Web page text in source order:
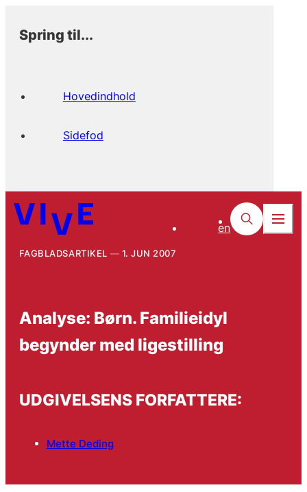
Spring til...
Hovedindhold
Sidefod
en
FAGBLADSARTIKEL 1. JUN 2007
Analyse: Børn. Familieidyl
begynder med ligestilling
UDGIVELSENS FORFATTERE:
Mette Deding